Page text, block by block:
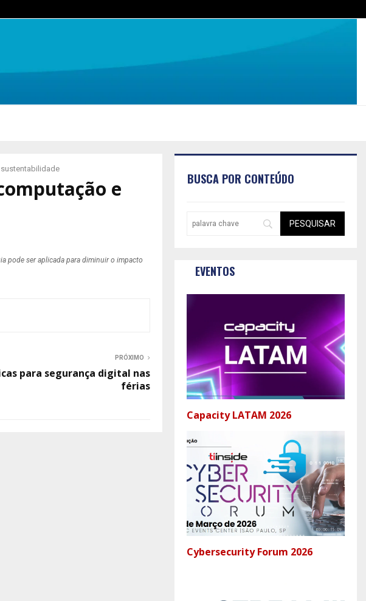
e
pode ser aplicada para diminuir o impacto
PRÓXIMO
para segurança digital nas
férias
BUSCA POR CONTEÚDO
EVENTOS
Capacity LATAM 2026
Cybersecurity Forum 2026